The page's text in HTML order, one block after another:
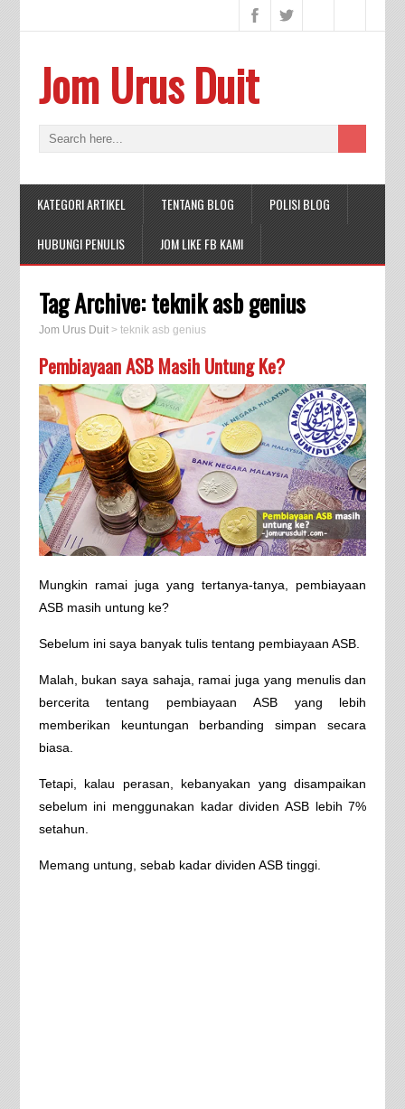
Jom Urus Duit
KATEGORI ARTIKEL TENTANG BLOG POLISI BLOG
HUBUNGI PENULIS JOM LIKE FB KAMI
Tag Archive:teknik asb genius
Jom Urus Duit> teknik asb genius
Pembiayaan ASB Masih Untung Ke?
Mungkin ramai juga yang tertanya-tanya, pembiayaan
ASB masih untung ke?
Sebelum ini saya banyak tulis tentang pembiayaan ASB.
Malah, bukan saya sahaja, ramai juga yang menulis dan
bercerita tentang pembiayaan ASB yang lebih
memberikan keuntungan berbanding simpan secara
biasa.
Tetapi, kalau perasan, kebanyakan yang disampaikan
sebelum ini menggunakan kadar dividen ASB lebih 7%
setahun.
Memang untung, sebab kadar dividen ASB tinggi.